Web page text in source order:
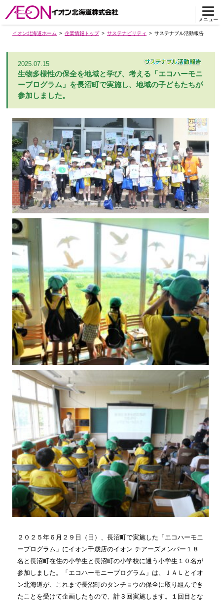
メニュー
イオン北海道ホーム 企業情報トップ サステナビリティ サステナブル活動報告
2025.07.15
生物多様性の保全を地域と学び、考える「エコハーモニ
ープログラム」を長沼町で実施し、地域の子どもたちが
参加しました。
２０２５年６月２９日（日）、長沼町で実施した「エコハーモニ
ープログラム」にイオン千歳店のイオン チアーズメンバー１８
名と長沼町在住の小学生と長沼町の小学校に通う小学生１０名が
参加しました。「エコハーモニープログラム」は、ＪＡＬとイオ
ン北海道が、これまで長沼町のタンチョウの保全に取り組んでき
たことを受けて企画したもので、計３回実施します。１回目とな